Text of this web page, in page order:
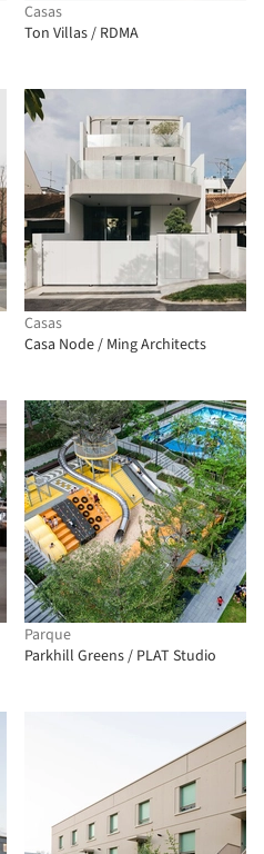
Casas
Ton Villas / RDMA
Casas
Casa Node / Ming Architects
Parque
Parkhill Greens / PLAT Studio